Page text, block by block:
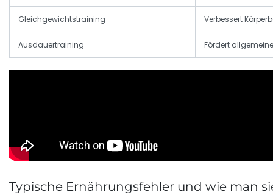
Gleichgewichtstraining Verbessert
Ausdauertraining Fördert
Typische Ernährungsfehler und wie man